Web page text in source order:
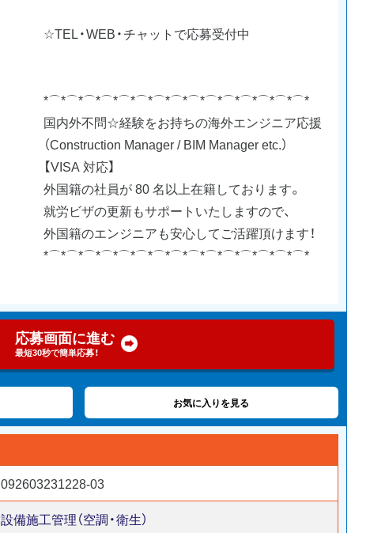
☆TEL・WEB・チャットで応募受付中
*⌒*⌒*⌒*⌒*⌒*⌒*⌒*⌒*⌒*⌒*⌒*⌒*⌒*⌒*⌒*
国内外不問☆経験をお持ちの海外エンジニア応援
（Construction Manager / BIM Manager etc.）
【VISA 対応】
外国籍の社員が 80 名以上在籍しております。
就労ビザの更新もサポートいたしますので、
外国籍のエンジニアも安心してご活躍頂けます！
*⌒*⌒*⌒*⌒*⌒*⌒*⌒*⌒*⌒*⌒*⌒*⌒*⌒*⌒*⌒*
応募画面に進む
最短30秒で簡単応募！
お気に入りを見る
092603231228-03
設備施工管理（空調・衛生）